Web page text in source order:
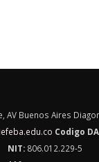
AV Buenos Aires
Codigo
NIT: 806.012.229-5